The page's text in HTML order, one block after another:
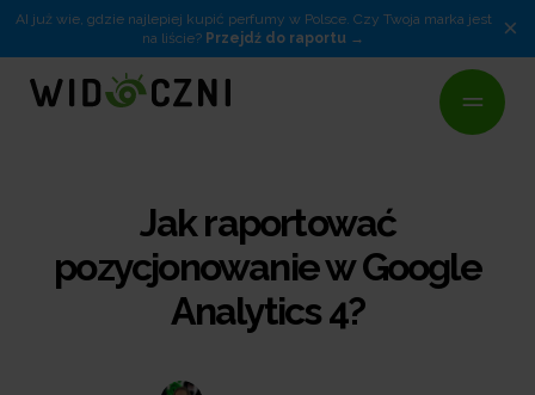
AI już wie, gdzie najlepiej kupić perfumy w Polsce. Czy Twoja marka jest
na liście? Przejdź do raportu ×
Jak raportować
pozycjonowanie w Google
Analytics 4?